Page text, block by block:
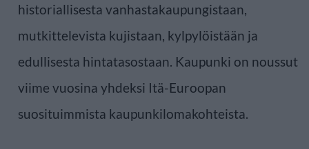
historiallisesta vanhastakaupungistaan,
mutkittelevista kujistaan, kylpylöistään ja
edullisesta hintatasostaan. Kaupunki on noussut
viime vuosina yhdeksi Itä-Euroopan
suosituimmista kaupunkilomakohteista.